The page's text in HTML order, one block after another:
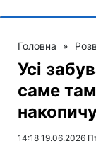
Головна »
Усі
саме
14:18 19.06.2026